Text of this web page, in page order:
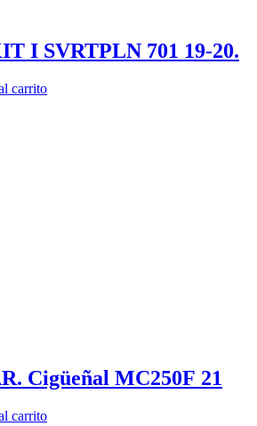
I SVRTPLN 701 19-20.
carrito
Cigüeñal MC250F 21
carrito